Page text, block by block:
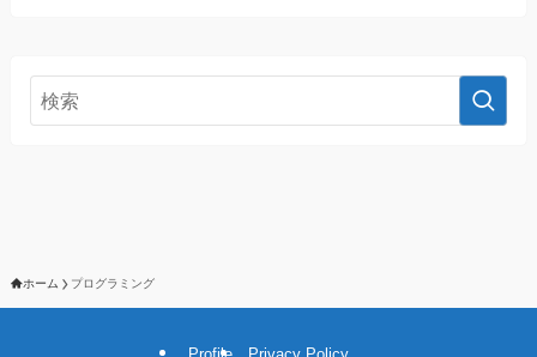
ホーム プログラミング